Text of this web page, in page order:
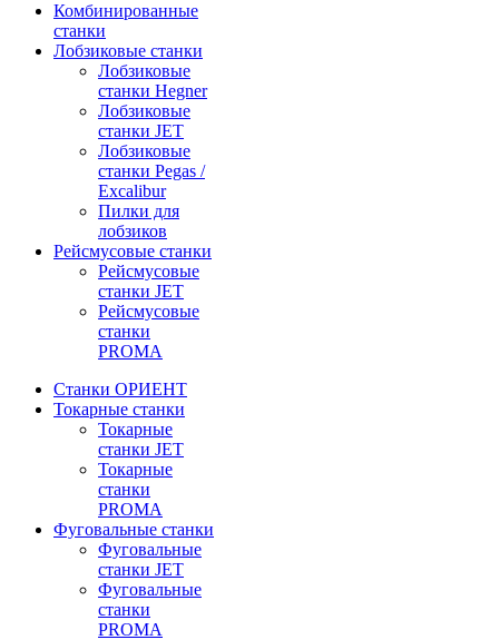
Комбинированные
станки
Лобзиковые станки
Лобзиковые
станки Hegner
Лобзиковые
станки JET
Лобзиковые
станки Pegas /
Excalibur
Пилки для
лобзиков
Рейсмусовые станки
Рейсмусовые
станки JET
Рейсмусовые
станки
PROMA
Станки ОРИЕНТ
Токарные станки
Toкарные
станки JET
Токарные
станки
PROMA
Фуговальные станки
Фуговальные
станки JET
Фуговальные
станки
PROMA